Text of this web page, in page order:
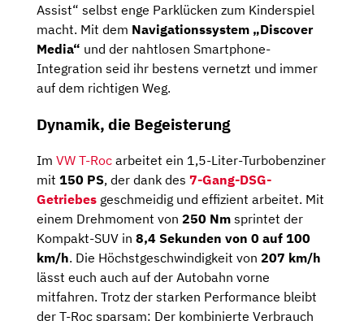
Assist“ selbst enge Parklücken zum Kinderspiel
macht. Mit dem Navigationssystem „Discover
Media“ und der nahtlosen Smartphone-
Integration seid ihr bestens vernetzt und immer
auf dem richtigen Weg.
Dynamik, die Begeisterung
Im VW T-Roc arbeitet ein 1,5-Liter-Turbobenziner
mit 150 PS, der dank des 7-Gang-DSG-
Getriebes geschmeidig und effizient arbeitet. Mit
einem Drehmoment von 250 Nm sprintet der
Kompakt-SUV in 8,4 Sekunden von 0 auf 100
km/h. Die Höchstgeschwindigkeit von 207 km/h
lässt euch auch auf der Autobahn vorne
mitfahren. Trotz der starken Performance bleibt
der T-Roc sparsam: Der kombinierte Verbrauch